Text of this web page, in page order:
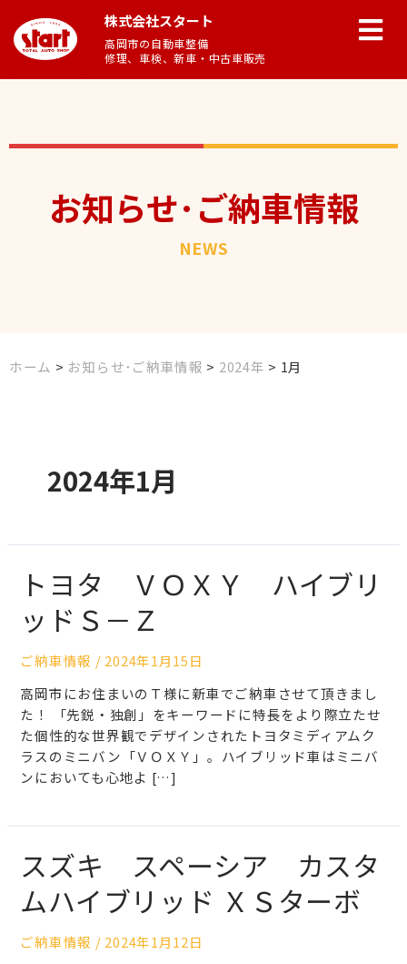
株式会社スタート
高岡市の自動車整備
修理、車検、新車・中古車販売
お知らせ･ご納車情報
NEWS
ホーム > お知らせ･ご納車情報 > 2024年 > 1月
2024年1月
トヨタ ＶＯＸＹ ハイブリ
ッドＳ－Ｚ
ご納車情報 / 2024年1月15日
高岡市にお住まいのＴ様に新車でご納車させて頂きまし
た！ 「先鋭・独創」をキーワードに特長をより際立たせ
た個性的な世界観でデザインされたトヨタミディアムク
ラスのミニバン「ＶＯＸＹ」。ハイブリッド車はミニバ
ンにおいても心地よ […]
スズキ スペーシア カスタ
ムハイブリッド ＸＳターボ
ご納車情報 / 2024年1月12日